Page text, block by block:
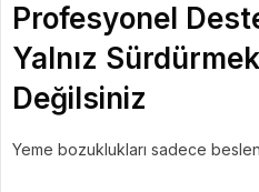
Profesyonel
Yalnız
Değilsiniz
Yeme bozuklukları sadece